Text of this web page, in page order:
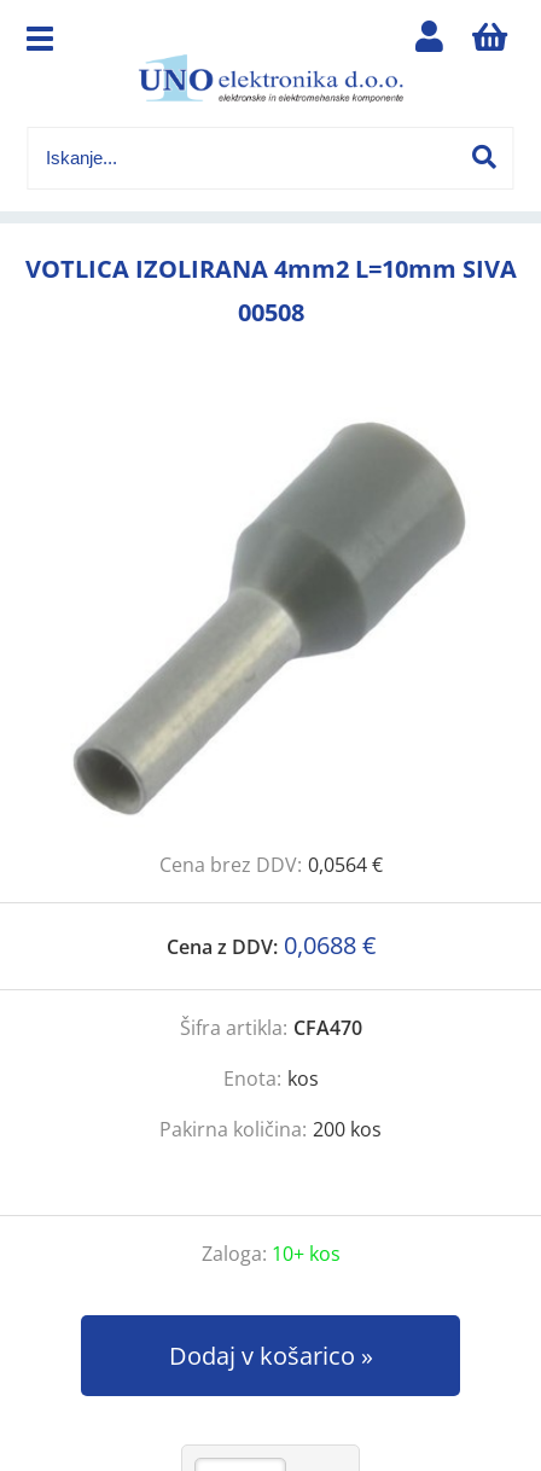
VOTLICA IZOLIRANA 4mm2 L=10mm SIVA
00508
Cena brez DDV: 0,0564 €
Cena z DDV: 0,0688 €
Šifra artikla: CFA470
Enota: kos
Pakirna količina: 200 kos
Zaloga: 10+ kos
Dodaj v košarico